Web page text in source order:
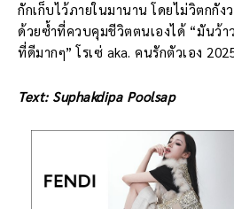
กักเก็บไว้ภายในมานาน โดยไม่วิตกกัง
ด้วยซ้ำที่ควบคุมชีวิตตนเองได้ “มันว้า
ที่ดีมากๆ” โรเซ่ aka. คนรักตัวเอง
Text: Suphakdipa Poolsap